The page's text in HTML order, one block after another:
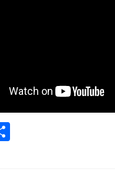
e convenções
de empresa